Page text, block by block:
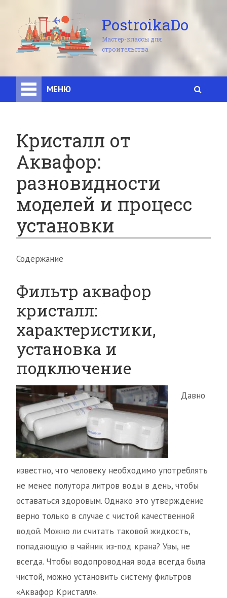
PostroikaDo
Мастер-классы для
строительства
МЕНЮ
Кристалл от
Аквафор:
разновидности
моделей и процесс
установки
Содержание
Фильтр аквафор
кристалл:
характеристики,
установка и
подключение
Давно
известно, что человеку необходимо употреблять
не менее полутора литров воды в день, чтобы
оставаться здоровым. Однако это утверждение
верно только в случае с чистой качественной
водой. Можно ли считать таковой жидкость,
попадающую в чайник из-под крана? Увы, не
всегда. Чтобы водопроводная вода всегда была
чистой, можно установить систему фильтров
«Аквафор Кристалл».